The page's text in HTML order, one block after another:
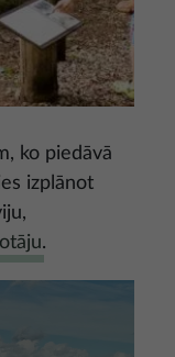
ko piedāvā
izplānot
.